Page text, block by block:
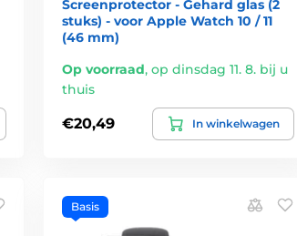
Screenprotector - Gehard glas (2
stuks) - voor Apple Watch 10 / 11
(46 mm)
Op voorraad, op dinsdag 11. 8. bij u
thuis
€20,49 In winkelwagen
Basis